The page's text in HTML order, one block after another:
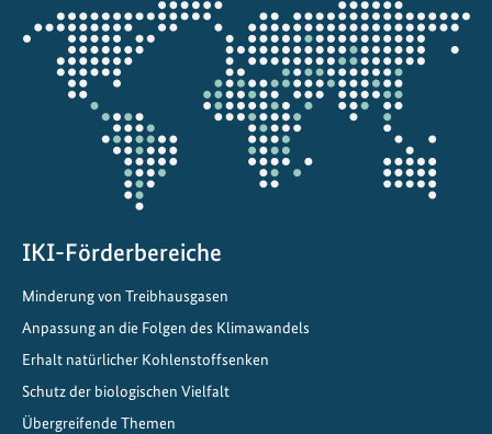
d
e
r
S
t
a
n
Öffnet
die
Projektkarte
IKI-Förderbereiche
Minderung von Treibhausgasen
Anpassung an die Folgen des Klimawandels
Erhalt natürlicher Kohlenstoffsenken
Schutz der biologischen Vielfalt
Übergreifende Themen